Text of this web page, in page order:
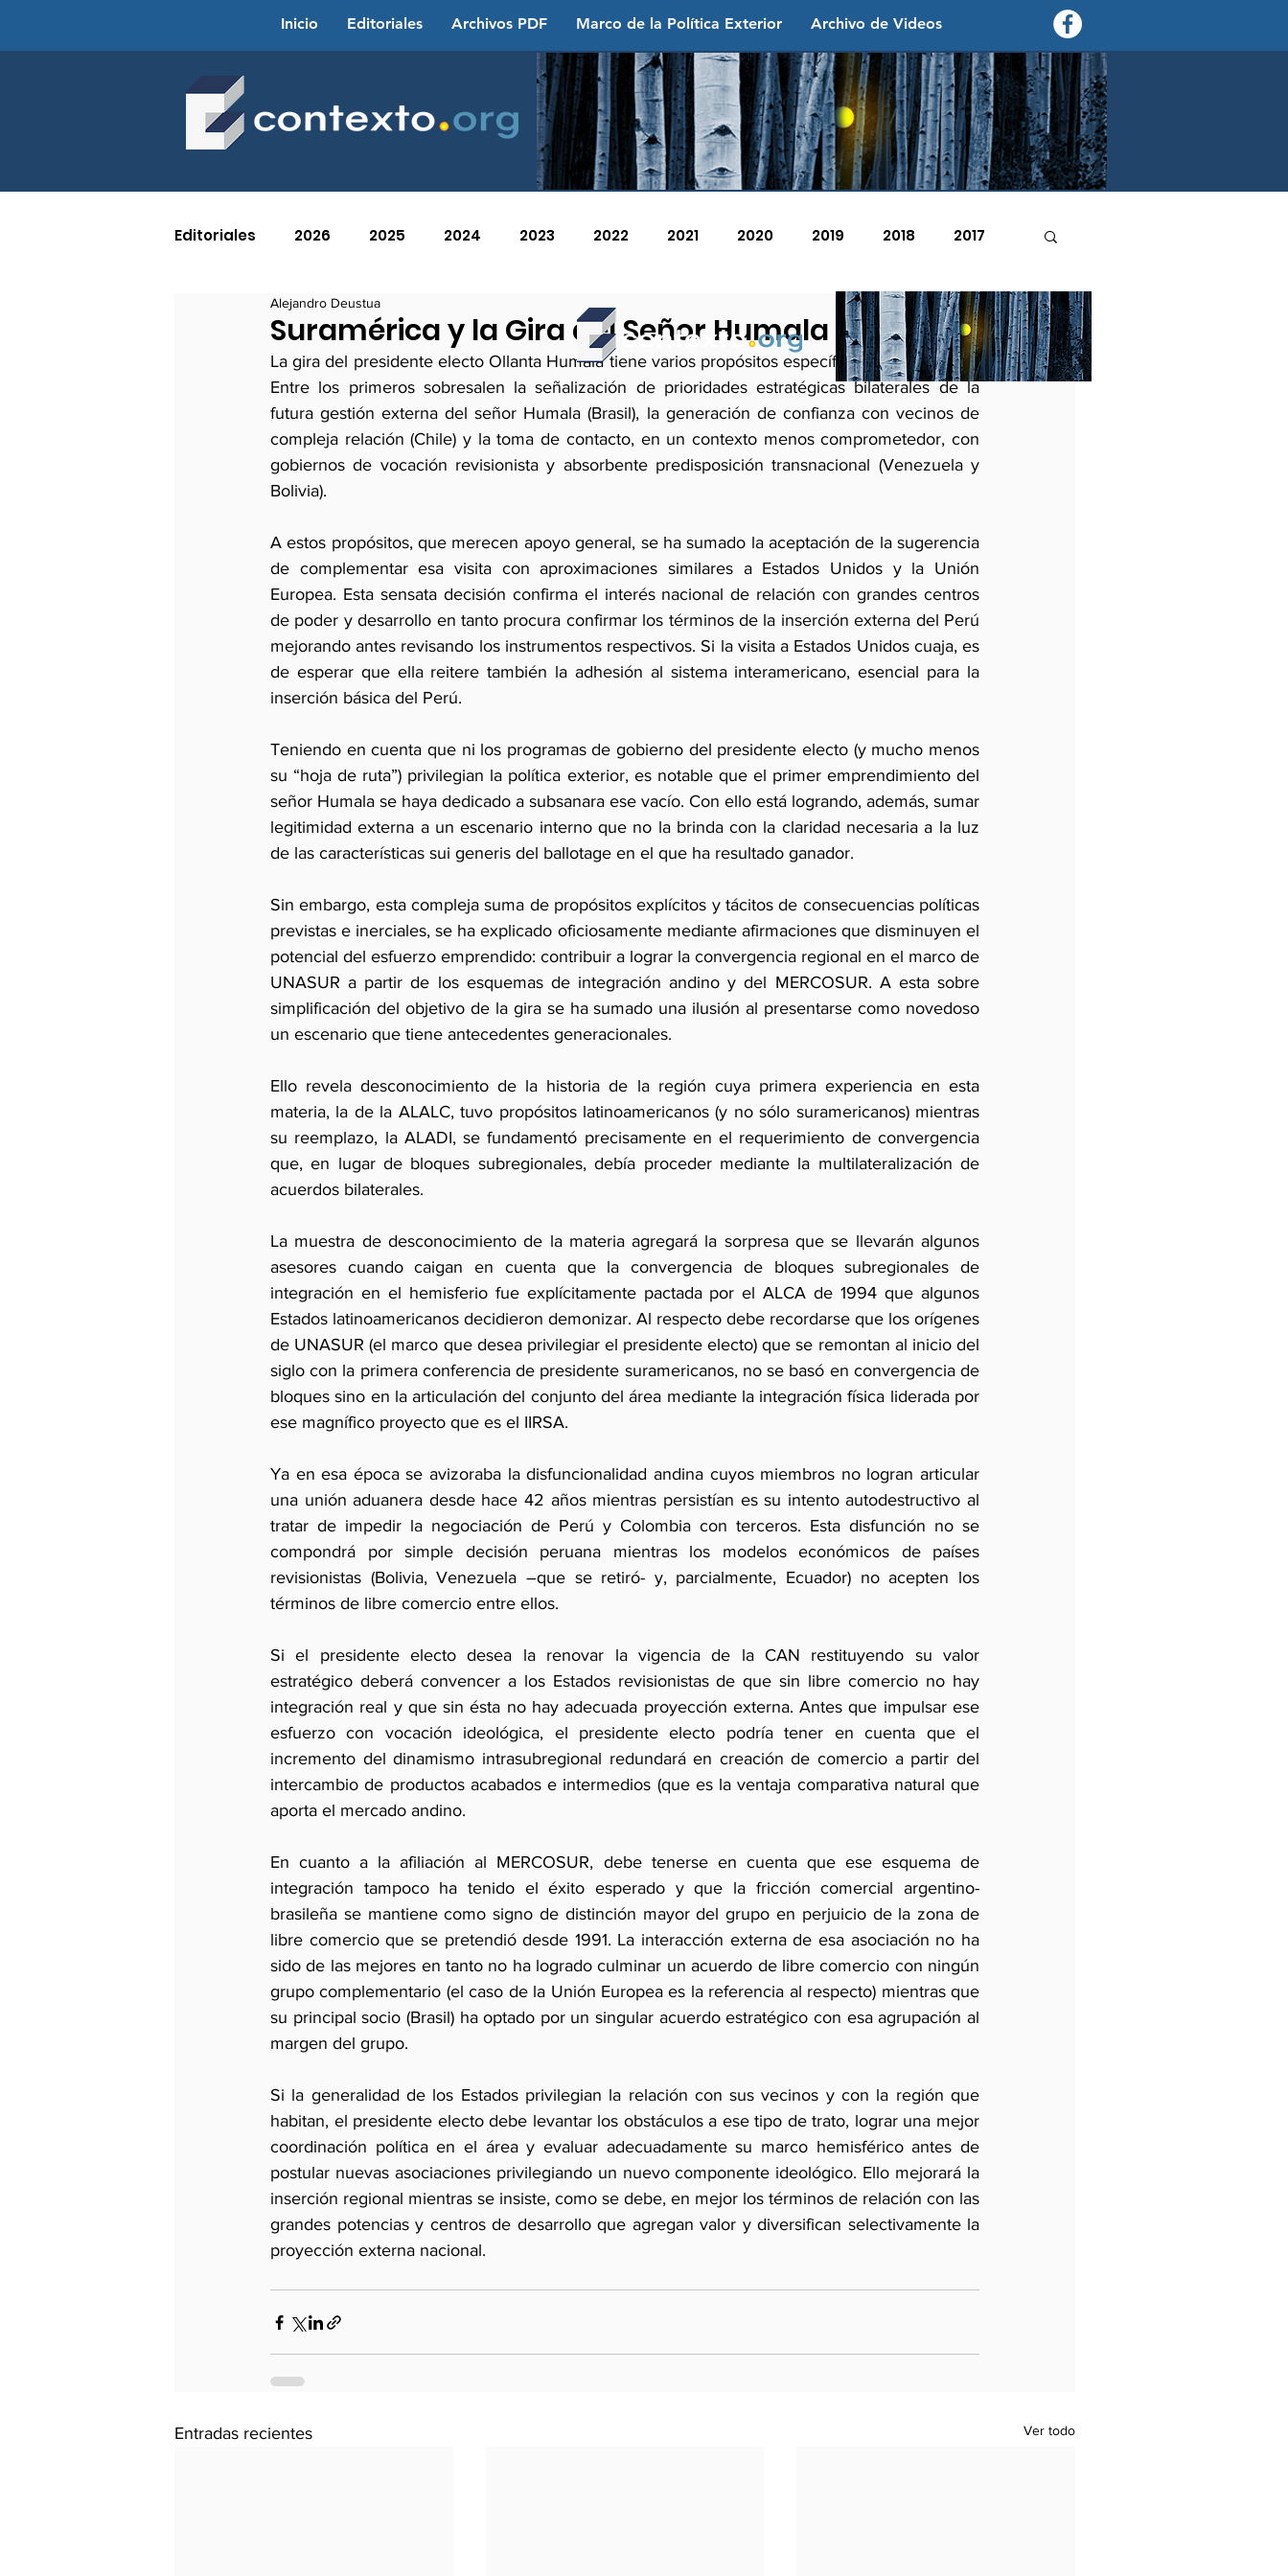
Inicio Editoriales Archivos PDF Marco de la Política Exterior Archivo de Videos
contexto - politica exterior
Editoriales 2026 2025 2024 2023 2022 2021 2020 2019 2018 2017
2015 2014 2011 2007 2006
2004 2003
Suramérica y la Gira del Señor Humala
Alejandro Deustua
La gira del presidente electo Ollanta Humala tiene varios propósitos específicos y uno general.
Entre los primeros sobresalen la señalización de prioridades estratégicas bilaterales de la
futura gestión externa del señor Humala (Brasil), la generación de confianza con vecinos de
compleja relación (Chile) y la toma de contacto, en un contexto menos comprometedor, con
gobiernos de vocación revisionista y absorbente predisposición transnacional (Venezuela y
Bolivia).
A estos propósitos, que merecen apoyo general, se ha sumado la aceptación de la sugerencia
de complementar esa visita con aproximaciones similares a Estados Unidos y la Unión
Europea. Esta sensata decisión confirma el interés nacional de relación con grandes centros
de poder y desarrollo en tanto procura confirmar los términos de la inserción externa del Perú
mejorando antes revisando los instrumentos respectivos. Si la visita a Estados Unidos cuaja, es
de esperar que ella reitere también la adhesión al sistema interamericano, esencial para la
inserción básica del Perú.
Teniendo en cuenta que ni los programas de gobierno del presidente electo (y mucho menos
su “hoja de ruta”) privilegian la política exterior, es notable que el primer emprendimiento del
señor Humala se haya dedicado a subsanara ese vacío. Con ello está logrando, además, sumar
legitimidad externa a un escenario interno que no la brinda con la claridad necesaria a la luz
de las características sui generis del ballotage en el que ha resultado ganador.
Sin embargo, esta compleja suma de propósitos explícitos y tácitos de consecuencias políticas
previstas e inerciales, se ha explicado oficiosamente mediante afirmaciones que disminuyen el
potencial del esfuerzo emprendido: contribuir a lograr la convergencia regional en el marco de
UNASUR a partir de los esquemas de integración andino y del MERCOSUR. A esta sobre
simplificación del objetivo de la gira se ha sumado una ilusión al presentarse como novedoso
un escenario que tiene antecedentes generacionales.
Ello revela desconocimiento de la historia de la región cuya primera experiencia en esta
materia, la de la ALALC, tuvo propósitos latinoamericanos (y no sólo suramericanos) mientras
su reemplazo, la ALADI, se fundamentó precisamente en el requerimiento de convergencia
que, en lugar de bloques subregionales, debía proceder mediante la multilateralización de
acuerdos bilaterales.
La muestra de desconocimiento de la materia agregará la sorpresa que se llevarán algunos
asesores cuando caigan en cuenta que la convergencia de bloques subregionales de
integración en el hemisferio fue explícitamente pactada por el ALCA de 1994 que algunos
Estados latinoamericanos decidieron demonizar. Al respecto debe recordarse que los orígenes
de UNASUR (el marco que desea privilegiar el presidente electo) que se remontan al inicio del
siglo con la primera conferencia de presidente suramericanos, no se basó en convergencia de
bloques sino en la articulación del conjunto del área mediante la integración física liderada por
ese magnífico proyecto que es el IIRSA.
Ya en esa época se avizoraba la disfuncionalidad andina cuyos miembros no logran articular
una unión aduanera desde hace 42 años mientras persistían es su intento autodestructivo al
tratar de impedir la negociación de Perú y Colombia con terceros. Esta disfunción no se
compondrá por simple decisión peruana mientras los modelos económicos de países
revisionistas (Bolivia, Venezuela –que se retiró- y, parcialmente, Ecuador) no acepten los
términos de libre comercio entre ellos.
Si el presidente electo desea la renovar la vigencia de la CAN restituyendo su valor
estratégico deberá convencer a los Estados revisionistas de que sin libre comercio no hay
integración real y que sin ésta no hay adecuada proyección externa. Antes que impulsar ese
esfuerzo con vocación ideológica, el presidente electo podría tener en cuenta que el
incremento del dinamismo intrasubregional redundará en creación de comercio a partir del
intercambio de productos acabados e intermedios (que es la ventaja comparativa natural que
aporta el mercado andino.
En cuanto a la afiliación al MERCOSUR, debe tenerse en cuenta que ese esquema de
integración tampoco ha tenido el éxito esperado y que la fricción comercial argentino-
brasileña se mantiene como signo de distinción mayor del grupo en perjuicio de la zona de
libre comercio que se pretendió desde 1991. La interacción externa de esa asociación no ha
sido de las mejores en tanto no ha logrado culminar un acuerdo de libre comercio con ningún
grupo complementario (el caso de la Unión Europea es la referencia al respecto) mientras que
su principal socio (Brasil) ha optado por un singular acuerdo estratégico con esa agrupación al
margen del grupo.
Si la generalidad de los Estados privilegian la relación con sus vecinos y con la región que
habitan, el presidente electo debe levantar los obstáculos a ese tipo de trato, lograr una mejor
coordinación política en el área y evaluar adecuadamente su marco hemisférico antes de
postular nuevas asociaciones privilegiando un nuevo componente ideológico. Ello mejorará la
inserción regional mientras se insiste, como se debe, en mejor los términos de relación con las
grandes potencias y centros de desarrollo que agregan valor y diversifican selectivamente la
proyección externa nacional.
Entradas recientes Ver todo